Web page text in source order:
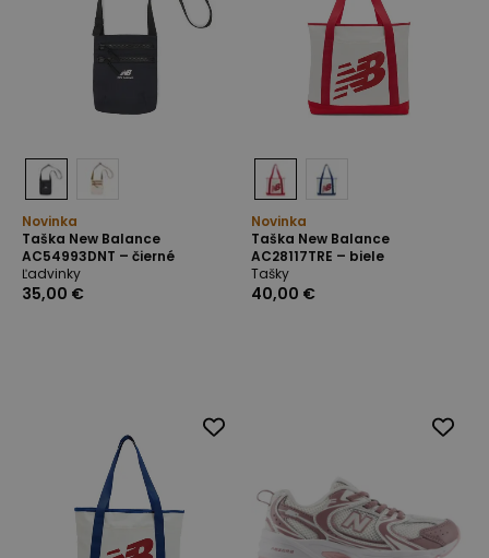
Novinka
Taška New Balance
AC54993DNT – čierné
Ľadvinky
35,00 €
Novinka
Taška New Balance
AC28117TRE – biele
Tašky
40,00 €